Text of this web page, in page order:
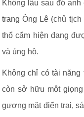
Không lâu sau đó
trang Ông Lê (chủ
thổ cẩm hiện đang
và ủng hộ.
Không chỉ có tài
còn sở hữu môt
gương mặt điển trai,